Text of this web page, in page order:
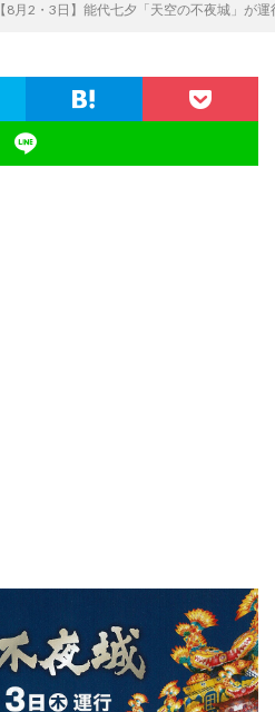
【8月2・3日】能代七夕「天空の不夜城」が